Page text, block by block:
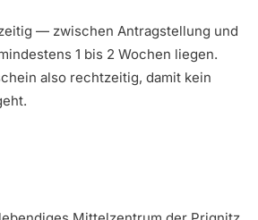
— zwischen Antragstellung und
1 bis 2 Wochen liegen.
also rechtzeitig, damit kein